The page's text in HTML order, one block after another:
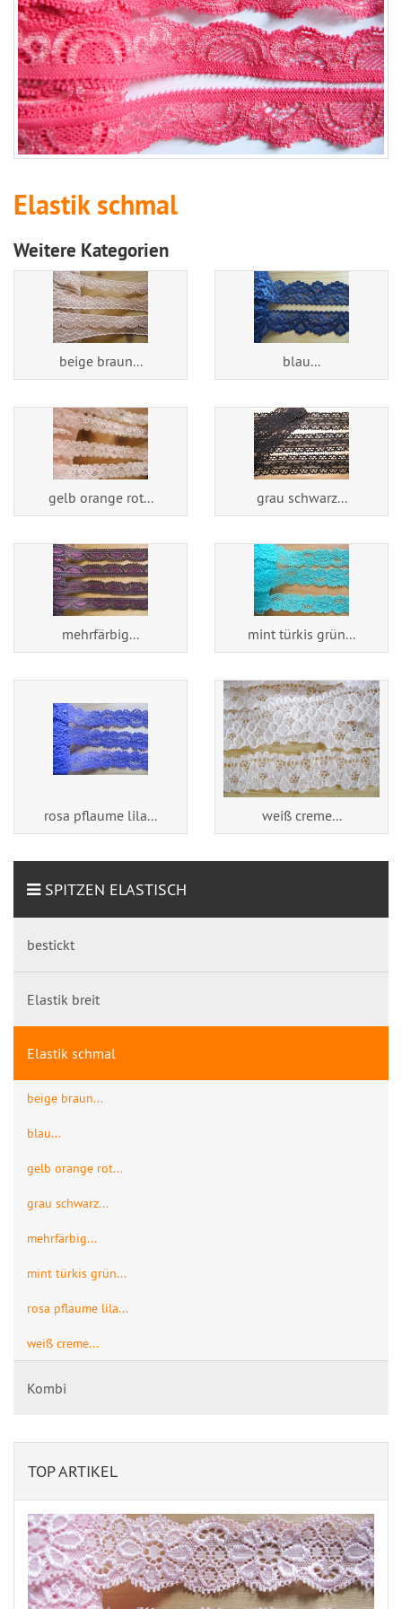
Elastik schmal
Weitere Kategorien
beige braun... blau...
gelb orange rot... grau schwarz...
mehrfärbig... mint türkis grün...
rosa pflaume lila... weiß creme...
SPITZEN ELASTISCH
bestickt
Elastik breit
Elastik schmal
beige braun...
blau...
gelb orange rot...
grau schwarz...
mehrfärbig...
mint türkis grün...
rosa pflaume lila...
weiß creme...
Kombi
TOP ARTIKEL